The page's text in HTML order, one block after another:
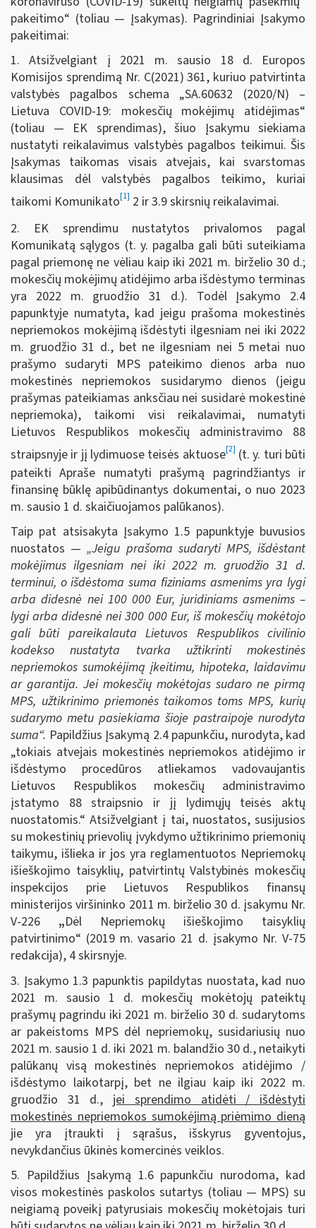
pakeitimo“ (toliau — Įsakymas). Pagrindiniai Įsakymo
pakeitimai:
1. Atsižvelgiant į 2021 m. sausio 18 d. Europos
Komisijos sprendimą Nr. C(2021) 361, kuriuo patvirtinta
valstybės pagalbos schema „SA.60632 (2020/N) –
Lietuva COVID-19: mokesčių mokėjimų atidėjimas“
(toliau — EK sprendimas), šiuo Įsakymu siekiama
nustatyti reikalavimus valstybės pagalbos teikimui. Šis
Įsakymas taikomas visais atvejais, kai svarstomas
klausimas dėl valstybės pagalbos teikimo, kuriai
taikomi Komunikato[1] 2 ir 3.9 skirsnių reikalavimai.
2. EK sprendimu nustatytos privalomos pagal
Komunikatą sąlygos (t. y. pagalba gali būti suteikiama
pagal priemonę ne vėliau kaip iki 2021 m. birželio 30 d.;
mokesčių mokėjimų atidėjimo arba išdėstymo terminas
yra 2022 m. gruodžio 31 d.). Todėl Įsakymo 2.4
papunktyje numatyta, kad jeigu prašoma mokestinės
nepriemokos mokėjimą išdėstyti ilgesniam nei iki 2022
m. gruodžio 31 d., bet ne ilgesniam nei 5 metai nuo
prašymo sudaryti MPS pateikimo dienos arba nuo
mokestinės nepriemokos susidarymo dienos (jeigu
prašymas pateikiamas anksčiau nei susidarė mokestinė
nepriemoka), taikomi visi reikalavimai, numatyti
Lietuvos Respublikos mokesčių administravimo 88
straipsnyje ir jį lydimuose teisės aktuose[2] (t. y. turi būti
pateikti Apraše numatyti prašymą pagrindžiantys ir
finansinę būklę apibūdinantys dokumentai, o nuo 2023
m. sausio 1 d. skaičiuojamos palūkanos).
Taip pat atsisakyta Įsakymo 1.5 papunktyje buvusios
nuostatos —„Jeigu prašoma sudaryti MPS, išdėstant
mokėjimus ilgesniam nei iki 2022 m. gruodžio 31 d.
terminui, o išdėstoma suma fiziniams asmenims yra lygi
arba didesnė nei 100 000 Eur, juridiniams asmenims –
lygi arba didesnė nei 300 000 Eur, iš mokesčių mokėtojo
gali būti pareikalauta Lietuvos Respublikos civilinio
kodekso nustatyta tvarka užtikrinti mokestinės
nepriemokos sumokėjimą įkeitimu, hipoteka, laidavimu
ar garantija. Jei mokesčių mokėtojas sudaro ne pirmą
MPS, užtikrinimo priemonės taikomos toms MPS, kurių
sudarymo metu pasiekiama šioje pastraipoje nurodyta
suma“. Papildžius Įsakymą 2.4 papunkčiu, nurodyta, kad
„tokiais atvejais mokestinės nepriemokos atidėjimo ir
išdėstymo procedūros atliekamos vadovaujantis
Lietuvos Respublikos mokesčių administravimo
įstatymo 88 straipsnio ir jį lydimųjų teisės aktų
nuostatomis.“ Atsižvelgiant į tai, nuostatos, susijusios
su mokestinių prievolių įvykdymo užtikrinimo priemonių
taikymu, išlieka ir jos yra reglamentuotos Nepriemokų
išieškojimo taisyklių, patvirtintų Valstybinės mokesčių
inspekcijos prie Lietuvos Respublikos finansų
ministerijos viršininko 2011 m. birželio 30 d. įsakymu Nr.
V-226 „Dėl Nepriemokų išieškojimo taisyklių
patvirtinimo“ (2019 m. vasario 21 d. įsakymo Nr. V-75
redakcija), 4 skirsnyje.
3. Įsakymo 1.3 papunktis papildytas nuostata, kad nuo
2021 m. sausio 1 d. mokesčių mokėtojų pateiktų
prašymų pagrindu iki 2021 m. birželio 30 d. sudarytoms
ar pakeistoms MPS dėl nepriemokų, susidariusių nuo
2021 m. sausio 1 d. iki 2021 m. balandžio 30 d., netaikyti
palūkanų visą mokestinės nepriemokos atidėjimo /
išdėstymo laikotarpį, bet ne ilgiau kaip iki 2022 m.
gruodžio 31 d., jei sprendimo atidėti / išdėstyti
mokestinės nepriemokos sumokėjimą priėmimo dieną
jie yra įtraukti į sąrašus, išskyrus gyventojus,
nevykdančius ūkinės komercinės veiklos.
5. Papildžius Įsakymą 1.6 papunkčiu nurodoma, kad
visos mokestinės paskolos sutartys (toliau — MPS) su
neigiamą poveikį patyrusiais mokesčių mokėtojais turi